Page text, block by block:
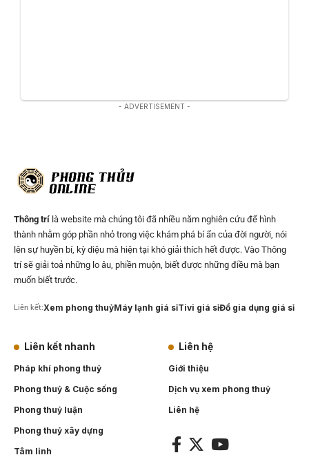
- ADVERTISEMENT -
Thông trí là website mà chúng tôi đã nhiều năm nghiên cứu để hình
thành nhằm góp phần nhỏ trong việc khám phá bí ẩn của đời người, nói
lên sự huyền bí, kỳ diệu mà hiện tại khó giải thích hết được. Vào Thông
trí sẽ giải toả những lo âu, phiền muộn, biết được những điều mà bạn
muốn biết trước.
Liên kết:Xem phong thuỷMáy lạnh giá sỉTivi giá sỉĐồ gia dụng giá sỉ
Liên kết nhanh
Pháp khí phong thuỷ
Phong thuỷ & Cuộc sống
Phong thuỷ luận
Phong thuỷ xây dựng
Tâm linh
Liên hệ
Giới thiệu
Dịch vụ xem phong thuỷ
Liên hệ